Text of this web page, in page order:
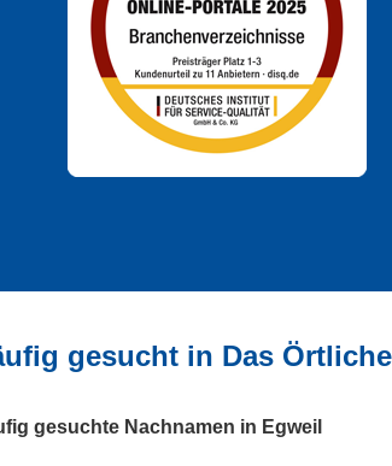
gesucht in Das
gesuchte Nachnamen in Egweil